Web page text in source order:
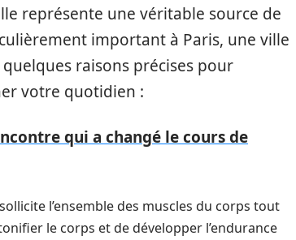
représente une véritable source de
important à Paris, une ville
raisons précises pour
votre quotidien :
qui a changé le cours de
l’ensemble des muscles du corps tout
le corps et de développer l’endurance